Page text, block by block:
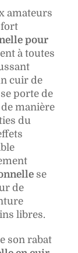
amateurs
fort
pour
à toutes
cuir de
se porte de
manière
du
se
de
libres.
son rabat